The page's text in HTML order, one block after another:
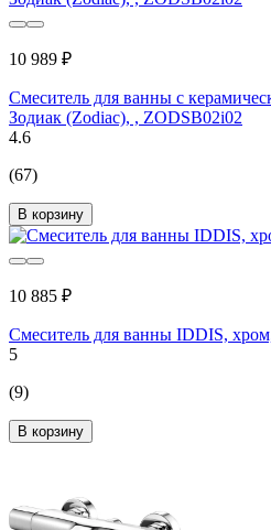
10 989 ₽
Смеситель для ванны с
Зодиак (Zodiac), , ZODSB02i02
4.6
(67)
В корзину
10 885 ₽
Смеситель для ванны IDDIS,
5
(9)
В корзину